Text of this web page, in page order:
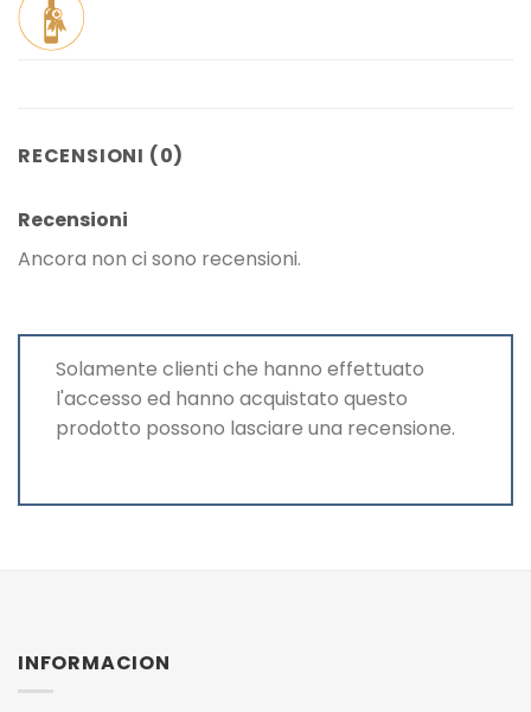
RECENSIONI (0)
Recensioni
Ancora non ci sono recensioni.
Solamente clienti che hanno effettuato
l'accesso ed hanno acquistato questo
prodotto possono lasciare una recensione.
INFORMACION